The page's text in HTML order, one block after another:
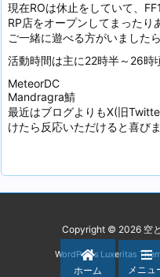
現在ROは休止をしていて、
RP店をオープンしてまったり
ご一緒に遊べる方がいました
活動時間は主に22時半～26時
MeteorDC
Mandragra鯖
最近はブログよりもX(旧
けたら反応いただけると喜び
Copyright © 2026 空
WordPress Luxeritas
ホーム メニュ